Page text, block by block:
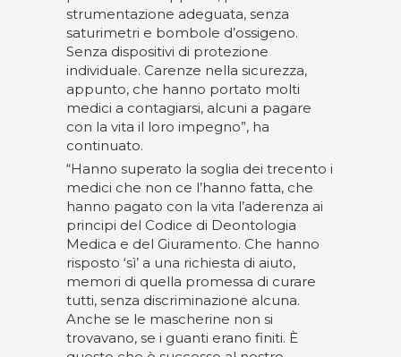
strumentazione adeguata, senza
saturimetri e bombole d’ossigeno.
Senza dispositivi di protezione
individuale. Carenze nella sicurezza,
appunto, che hanno portato molti
medici a contagiarsi, alcuni a pagare
con la vita il loro impegno”, ha
continuato.
“Hanno superato la soglia dei trecento i
medici che non ce l’hanno fatta, che
hanno pagato con la vita l’aderenza ai
principi del Codice di Deontologia
Medica e del Giuramento. Che hanno
risposto ‘sì’ a una richiesta di aiuto,
memori di quella promessa di curare
tutti, senza discriminazione alcuna.
Anche se le mascherine non si
trovavano, se i guanti erano finiti. È